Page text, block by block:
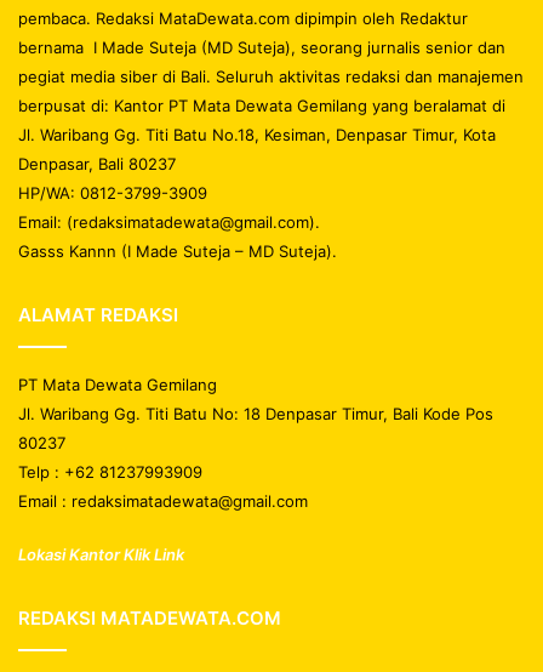
pembaca. Redaksi MataDewata.com dipimpin oleh Redaktur
bernama I Made Suteja (MD Suteja), seorang jurnalis senior dan
pegiat media siber di Bali. Seluruh aktivitas redaksi dan manajemen
berpusat di: Kantor PT Mata Dewata Gemilang yang beralamat di
Jl. Waribang Gg. Titi Batu No.18, Kesiman, Denpasar Timur, Kota
Denpasar, Bali 80237
HP/WA: 0812-3799-3909
Email: (redaksimatadewata@gmail.com).
Gasss Kannn (I Made Suteja – MD Suteja).
ALAMAT REDAKSI
PT Mata Dewata Gemilang
Jl. Waribang Gg. Titi Batu No: 18 Denpasar Timur, Bali Kode Pos
80237
Telp : +62 81237993909
Email : redaksimatadewata@gmail.com
Lokasi Kantor Klik Link
REDAKSI MATADEWATA.COM